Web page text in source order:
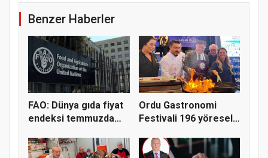
Benzer Haberler
FAO: Dünya gıda fiyat
endeksi temmuzda
Ordu Gastronomi
Festivali 196 yöresel